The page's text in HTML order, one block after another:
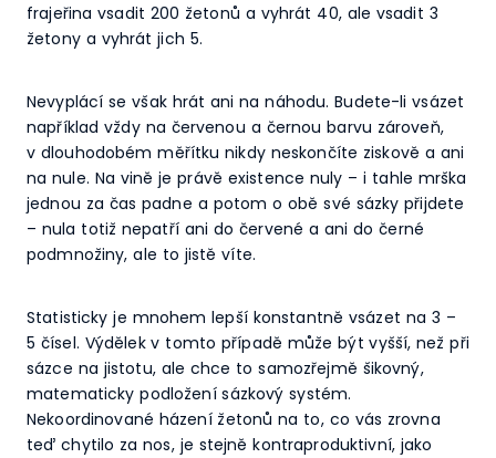
frajeřina vsadit 200 žetonů a vyhrát 40, ale vsadit 3
žetony a vyhrát jich 5.
Nevyplácí se však hrát ani na náhodu. Budete-li vsázet
například vždy na červenou a černou barvu zároveň,
v dlouhodobém měřítku nikdy neskončíte ziskově a ani
na nule. Na vině je právě existence nuly – i tahle mrška
jednou za čas padne a potom o obě své sázky přijdete
– nula totiž nepatří ani do červené a ani do černé
podmnožiny, ale to jistě víte.
Statisticky je mnohem lepší konstantně vsázet na 3 –
5 čísel. Výdělek v tomto případě může být vyšší, než při
sázce na jistotu, ale chce to samozřejmě šikovný,
matematicky podložení sázkový systém.
Nekoordinované házení žetonů na to, co vás zrovna
teď chytilo za nos, je stejně kontraproduktivní, jako